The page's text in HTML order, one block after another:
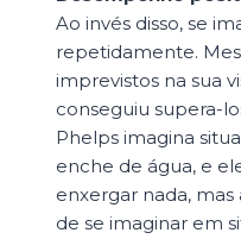
Ao invés disso, se
repetidamente.
imprevistos na sua
conseguiu supera-
Phelps imagina
enche de água, e
enxergar nada,
de se imaginar em